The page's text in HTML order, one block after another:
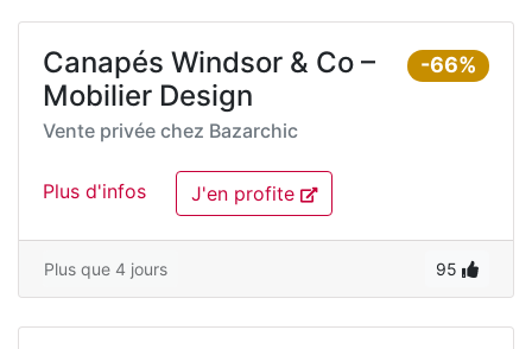
-66%
Canapés Windsor & Co –
Mobilier Design
Vente privée chez Bazarchic
Plus d'infos J'en profite
Plus que 4 jours 95